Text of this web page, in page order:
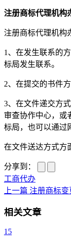
注册商标代理机构
注册商标代理机构
1、在发生联系的
标局发生联系。
2、在提交的书件
3、在文件递交方
审查协作中心，或
标局，也可以通过
在文件送达方式方
分享到：
工商代办
上一篇 注册商标变
相关文章
15